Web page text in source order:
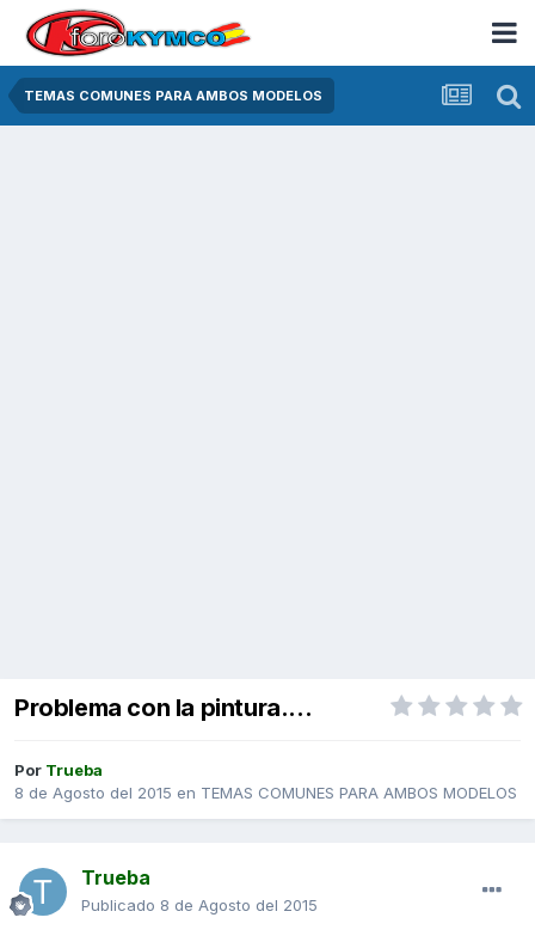
TEMAS COMUNES PARA AMBOS MODELOS
Problema con la pintura....
Por Trueba
8 de Agosto del 2015 en TEMAS COMUNES PARA AMBOS MODELOS
Trueba
Publicado 8 de Agosto del 2015